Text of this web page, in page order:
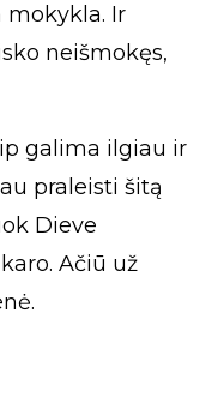
mokykla. Ir
neišmokęs,
galima ilgiau ir
praleisti šitą
Dieve
Ačiū už